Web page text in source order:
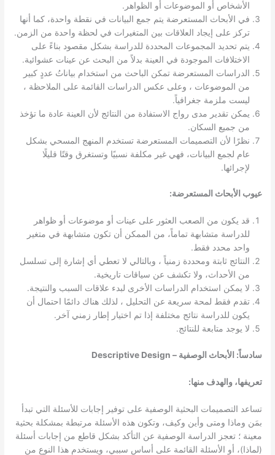
الأشخاص أو الموضوعات أو الظواهر.
في الأبحاث المستعرضة يتم جمع البيانات في نقطة واحدة، كما أنها
تركز على إيجاد العلاقات بين المتغيرات في لحظة واحدة من الزمن.
يتم تحديد المجموعات المحددة للدراسة بشكل مقصود بناءً على
الاختلافات الموجودة في العينة بدلاً من البحث عن عينات عشوائية.
الدراسات المستعرضة تمكن الباحث من استخدام بياناتُ عددٍ كبير
من الموضوعات ، وعلى عكس الدراسات القائمة على الملاحظة ،
ليست ملزمة جغرافياً.
يمكن تقدير مدى رواج الاستفادة من النتائج لأن العينة عادة ما تؤخذ
من جميع السكان.
نظرًا لأن التصميمات المستعرضة تستخدم المنهج المسحي بشكل
عام لجمع البيانات، فهي غير مكلفة نسبيًا وتستغرق وقتًا قليلًا
لإجرائها.
عيوب الأبحاث المستعرضة:
قد يكون من الصعب العثور على عينات أو موضوعات أو ظواهر
للدراسة متشابهة تماماً، من الممكن أن تكون متشابهة في متغير
واحد محدد فقط.
النتائج ثابتة ومحددة زمنياً ، وبالتالي لا تعطي أي إشارة إلى تسلسل
من الأحداث، ولا تكشف عن سياقات تاريخية.
لا يمكن استخدام الدراسات الأخرى لبدء علاقات السبب والنتيجة.
تقدم فقط لمحة سريعة عن التحليل ، لذلك هناك دائمًا احتمال أن
يكون للدراسة نتائج مختلفة إذا تم اختيار إطار زمني آخر.
لا يوجد متابعة للنتائج.
سادساً: الأبحاث الوصفية – Descriptive Design
تعريفها، والهدف منها:
تساعد التصميمات البحثية الوصفية على توفير إجابات للأسئلة التي تبدأ
بمَن وماذا ومتى وأين وكيف، وتكون هذه الأسئلة مرتبطة بمشكلة بحثية
معينة ؛ تعجز الدراسة الوصفية عن التأكد بشكل قاطع من إجابات أسئلة
(لماذا)، أو الأسئلة القائمة على أساس سببي، ويستخدم هذا النوع من